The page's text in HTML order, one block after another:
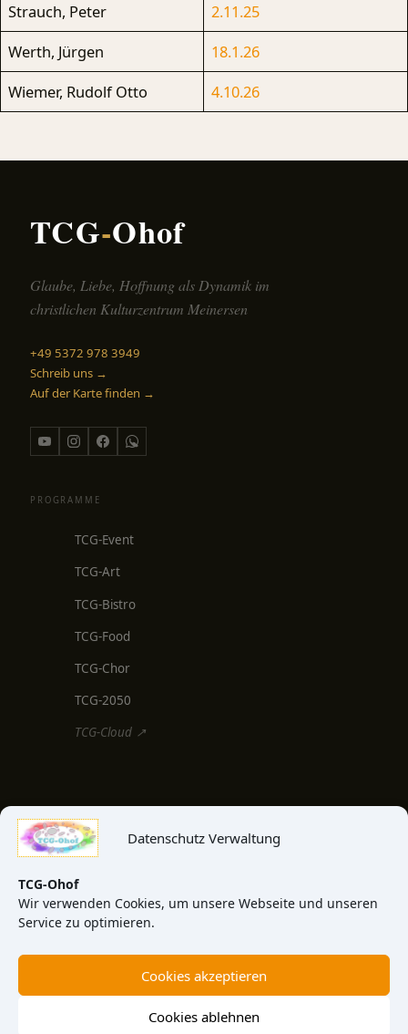
Datenschutz Verwaltung
TCG-Ohof
Wir verwenden Cookies, um unsere Webseite und unseren
Service zu optimieren.
Cookies akzeptieren
Cookies ablehnen
Strauch, Peter
2.11.25
Werth, Jürgen
18.1.26
Wiemer, Rudolf Otto
4.10.26
TCG-Ohof
Glaube, Liebe, Hoffnung als Dynamik im
christlichen Kulturzentrum Meinersen
+49 5372 978 3949
Schreib uns →
Auf der Karte finden →
PROGRAMME
TCG-Event
TCG-Art
TCG-Bistro
TCG-Food
TCG-Chor
TCG-2050
TCG-Cloud ↗
MEDIEN & INFO
TCG-Blog
TCG-News
TCG-Video